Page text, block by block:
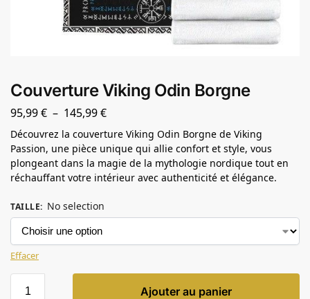
Couverture Viking Odin Borgne
95,99€ – 145,99€
Découvrez la couverture Viking Odin Borgne de Viking
Passion, une pièce unique qui allie confort et style, vous
plongeant dans la magie de la mythologie nordique tout en
réchauffant votre intérieur avec authenticité et élégance.
TAILLE: No selection
Effacer
Ajouter au panier